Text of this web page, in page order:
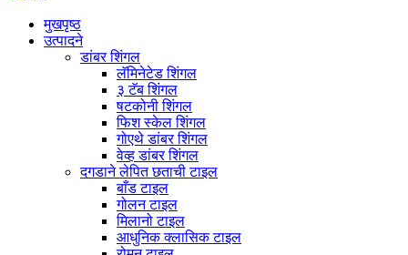
मुखपृष्ठ
उत्पादने
डांबर शिंगल
लॅमिनेटेड शिंगल
३ टॅब शिंगल
षटकोनी शिंगल
फिश स्केल शिंगल
गोएथे डांबर शिंगल
वेव्ह डांबर शिंगल
दगडाने लेपित छताची टाइल
बाँड टाइल
गोलन टाइल
मिलानो टाइल
आधुनिक क्लासिक टाइल